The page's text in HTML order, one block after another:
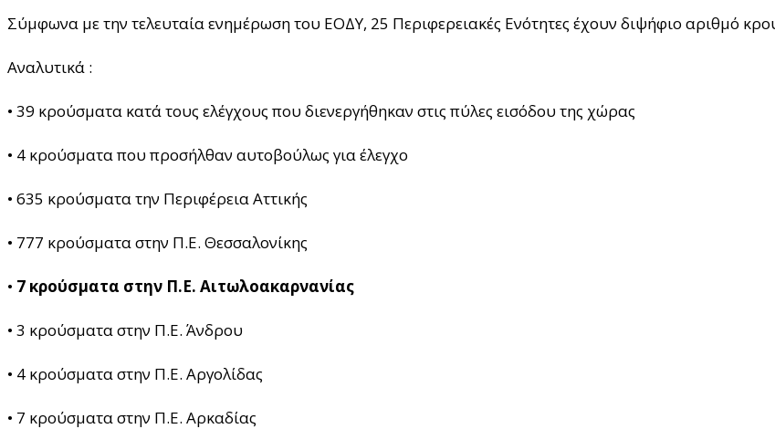
Σύμφωνα με την τελευταία ενημέρωση του ΕΟΔΥ, 25 Περιφερειακές Ενότητες έχουν διψήφιο αριθμό
Αναλυτικά :
• 39 κρούσματα κατά τους ελέγχους που διενεργήθηκαν στις πύλες εισόδου της χώρας
• 4 κρούσματα που προσήλθαν αυτοβούλως για έλεγχο
• 635 κρούσματα την Περιφέρεια Αττικής
• 777 κρούσματα στην Π.Ε. Θεσσαλονίκης
• 7 κρούσματα στην Π.Ε. Αιτωλοακαρνανίας
• 3 κρούσματα στην Π.Ε. Άνδρου
• 4 κρούσματα στην Π.Ε. Αργολίδας
• 7 κρούσματα στην Π.Ε. Αρκαδίας